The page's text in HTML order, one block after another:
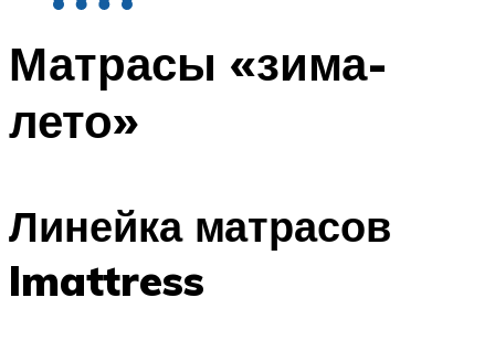
Матрасы «зима-
лето»
Линейка матрасов
Imattress